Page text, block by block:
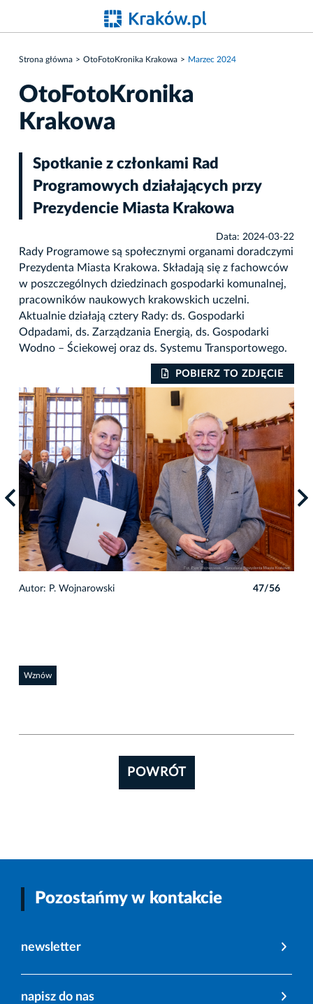
Strona główna OtoFotoKronika Krakowa Marzec 2024
OtoFotoKronika
Krakowa
Spotkanie z członkami Rad
Programowych działających przy
Prezydencie Miasta Krakowa
Data: 2024-03-22
Rady Programowe są społecznymi organami doradczymi
Prezydenta Miasta Krakowa. Składają się z fachowców
w poszczególnych dziedzinach gospodarki komunalnej,
pracowników naukowych krakowskich uczelni.
Aktualnie działają cztery Rady: ds. Gospodarki
Odpadami, ds. Zarządzania Energią, ds. Gospodarki
Wodno – Ściekowej oraz ds. Systemu Transportowego.
POBIERZ TO ZDJĘCIE
Autor: P. Wojnarowski 47/56
Wznów
POWRÓT
Pozostańmy w kontakcie
newsletter
napisz do nas